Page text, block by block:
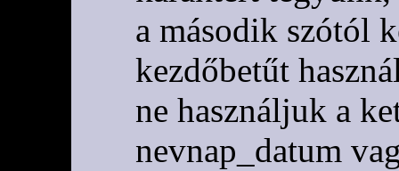
a második szótól
kezdőbetűt
ne használjuk a
nevnap_datum